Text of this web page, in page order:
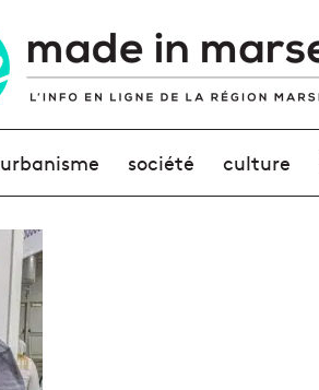
urbanisme société culture